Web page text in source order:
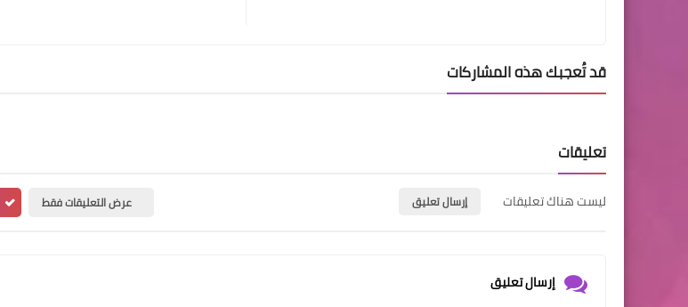
قد تُعجبك هذه المشاركات
تعليقات
ليست هناك تعليقات إرسال تعليق عرض التعليقات فقط
إرسال تعليق